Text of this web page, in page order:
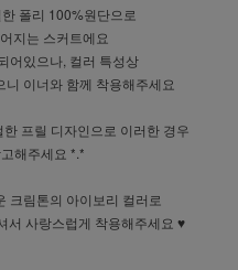
폴리 100%원단으로
지는 스커트에요
어있으나, 컬러 특성상
이너와 함께 착용해주세요
프릴 디자인으로 이러한 경우
해주세요 *.*
크림톤의 아이보리 컬러로
서 사랑스럽게 착용해주세요 ♥